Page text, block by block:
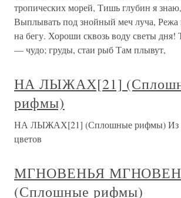
тропических морей, Тишь глубин я
Выплывать под знойный меч луча, Режа
на бегу. Хороши сквозь воду светы
— чудо; груды, стаи рыб Там плывут,
НА ЛЫЖАХ[21]
рифмы)
НА ЛЫЖАХ[21] (Сплошные рифмы) Из
цветов
МГНОВЕНЬЯ
(Сплошные рифмы)